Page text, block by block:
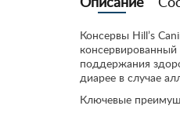
Консервы Hill’s
поддержания
диарее в случае
Ключевые